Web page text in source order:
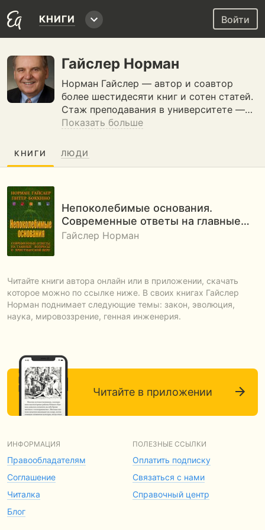
КНИГИ Войти
Гайслер Норман
Норман Гайслер — автор и соавтор
более шестидесяти книг и сотен статей.
Стаж преподавания в университете —…
Показать больше
КНИГИ ЛЮДИ
Непоколебимые основания.
Современные ответы на главные…
Гайслер Норман
Читайте книги автора онлайн или в приложении, скачать
которое можно по ссылке ниже. В своих книгах Гайслер
Норман поднимает следующие темы: закон, эволюция,
наука, мировоззрение, генная инженерия.
Читайте в приложении
ИНФОРМАЦИЯ
Правообладателям
Соглашение
Читалка
Блог
ПОЛЕЗНЫЕ ССЫЛКИ
Оплатить подписку
Связаться с нами
Справочный центр